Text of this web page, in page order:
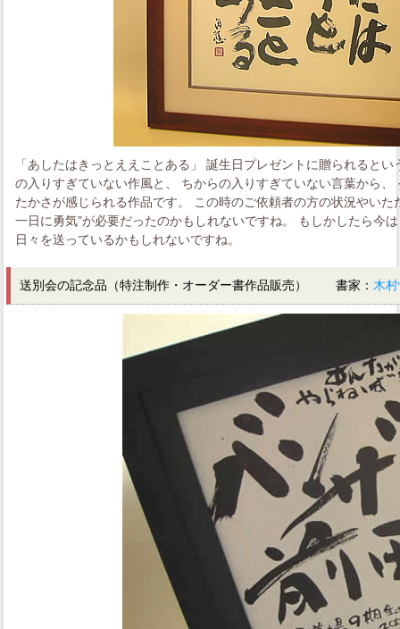
「あしたはきっとええことある」 誕生日プレゼントに贈られると
の入りすぎていない作風と、 ちからの入りすぎていない言葉から
たかさが感じられる作品です。 この時のご依頼者の方の状況やい
一日に勇気”が必要だったのかもしれないですね。 もしかしたら
日々を送っているかもしれないですね。
送別会の記念品（特注制作・オーダー書作品販売） 書家： 木